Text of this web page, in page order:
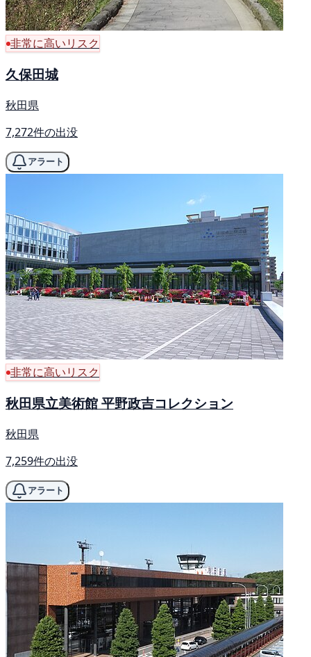
非常に高いリスク
久保田城
秋田県
7,272件の出没
アラート
非常に高いリスク
秋田県立美術館 平野政吉コレクション
秋田県
7,259件の出没
アラート